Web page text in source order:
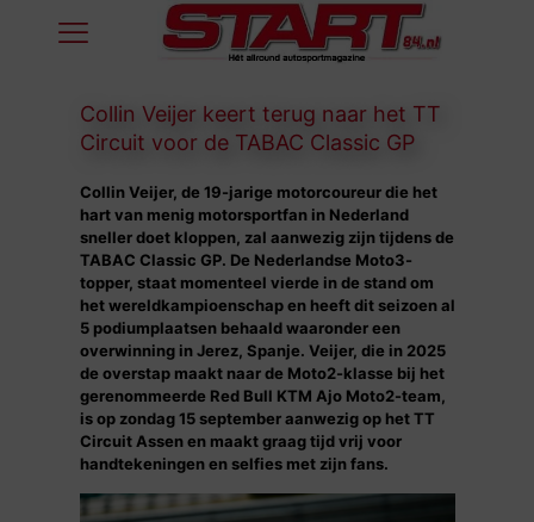
Collin Veijer keert terug naar het TT
Circuit voor de TABAC Classic GP
Collin Veijer, de 19-jarige motorcoureur die het
hart van menig motorsportfan in Nederland
sneller doet kloppen, zal aanwezig zijn tijdens de
TABAC Classic GP. De Nederlandse Moto3-
topper, staat momenteel vierde in de stand om
het wereldkampioenschap en heeft dit seizoen al
5 podiumplaatsen behaald waaronder een
overwinning in Jerez, Spanje. Veijer, die in 2025
de overstap maakt naar de Moto2-klasse bij het
gerenommeerde Red Bull KTM Ajo Moto2-team,
is op zondag 15 september aanwezig op het TT
Circuit Assen en maakt graag tijd vrij voor
handtekeningen en selfies met zijn fans.